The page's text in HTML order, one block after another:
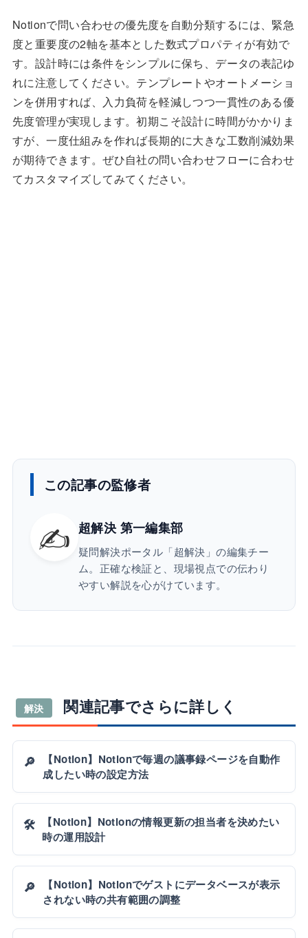
Notionで問い合わせの優先度を自動分類するには、緊急
度と重要度の2軸を基本とした数式プロパティが有効で
す。設計時には条件をシンプルに保ち、データの表記ゆ
れに注意してください。テンプレートやオートメーショ
ンを併用すれば、入力負荷を軽減しつつ一貫性のある優
先度管理が実現します。初期こそ設計に時間がかかりま
すが、一度仕組みを作れば長期的に大きな工数削減効果
が期待できます。ぜひ自社の問い合わせフローに合わせ
てカスタマイズしてみてください。
この記事の監修者
✍️ 超解決 第一編集部
疑問解決ポータル「超解決」の編集チー
ム。正確な検証と、現場視点での伝わり
やすい解説を心がけています。
解決 関連記事でさらに詳しく
🔎
【Notion】Notionで毎週の議事録ページを自動作
成したい時の設定方法
🛠️
【Notion】Notionの情報更新の担当者を決めたい
時の運用設計
🔎
【Notion】Notionでゲストにデータベースが表示
されない時の共有範囲の調整